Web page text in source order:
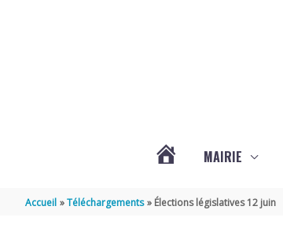
MAIRIE
Accueil Téléchargements Élections législatives 12 juin